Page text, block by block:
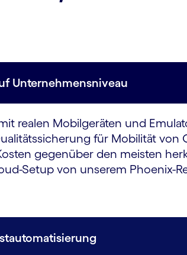
Unternehmensniveau
realen Mobilgeräten und
für Mobilität von
gegenüber den meisten
Setup von unserem Phoenix-